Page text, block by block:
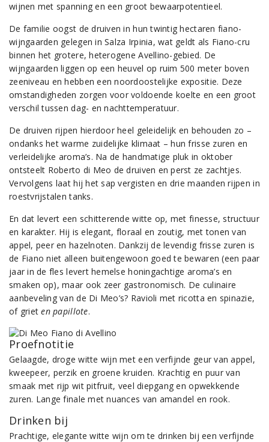
wijnen met spanning en een groot bewaarpotentieel.
De familie oogst de druiven in hun twintig hectaren fiano-
wijngaarden gelegen in Salza Irpinia, wat geldt als Fiano-cru
binnen het grotere, heterogene Avellino-gebied. De
wijngaarden liggen op een heuvel op ruim 500 meter boven
zeeniveau en hebben een noordoostelijke expositie. Deze
omstandigheden zorgen voor voldoende koelte en een groot
verschil tussen dag- en nachttemperatuur.
De druiven rijpen hierdoor heel geleidelijk en behouden zo –
ondanks het warme zuidelijke klimaat – hun frisse zuren en
verleidelijke aroma’s. Na de handmatige pluk in oktober
ontsteelt Roberto di Meo de druiven en perst ze zachtjes.
Vervolgens laat hij het sap vergisten en drie maanden rijpen in
roestvrijstalen tanks.
En dat levert een schitterende witte op, met finesse, structuur
en karakter. Hij is elegant, floraal en zoutig, met tonen van
appel, peer en hazelnoten. Dankzij de levendig frisse zuren is
de Fiano niet alleen buitengewoon goed te bewaren (een paar
jaar in de fles levert hemelse honingachtige aroma’s en
smaken op), maar ook zeer gastronomisch. De culinaire
aanbeveling van de Di Meo’s? Ravioli met ricotta en spinazie,
of grieten papillote.
Proefnotitie
Gelaagde, droge witte wijn met een verfijnde geur van appel,
kweepeer, perzik en groene kruiden. Krachtig en puur van
smaak met rijp wit pitfruit, veel diepgang en opwekkende
zuren. Lange finale met nuances van amandel en rook.
Drinken bij
Prachtige, elegante witte wijn om te drinken bij een verfijnde